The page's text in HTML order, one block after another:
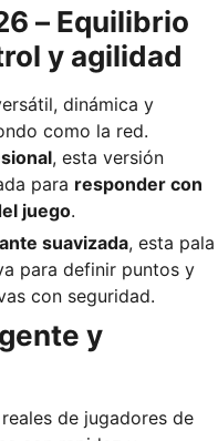
– Equilibrio
y agilidad
dinámica y
como la red.
, esta versión
para responder con
juego.
suavizada, esta pala
para definir puntos y
con seguridad.
y
de jugadores de